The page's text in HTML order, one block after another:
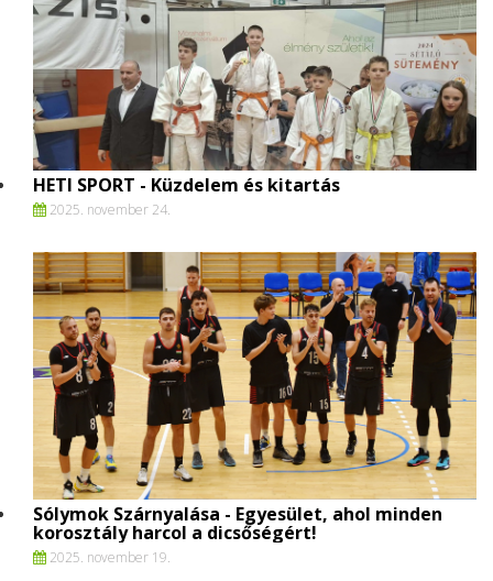
HETI SPORT - Küzdelem és kitartás
2025. november 24.
Sólymok Szárnyalása - Egyesület, ahol minden
korosztály harcol a dicsőségért!
2025. november 19.